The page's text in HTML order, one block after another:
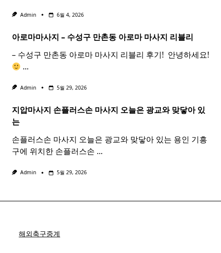
Admin 6월 4, 2026
아로마마사지 – 수성구 만촌동 아로마 마사지 리블리
– 수성구 만촌동 아로마 마사지 리블리 후기! ​ 안녕하세요!
...
Admin 5월 29, 2026
지압마사지 손플러스손 마사지 오늘은 광교와 맞닿아 있
는
손플러스손 마사지 오늘은 광교와 맞닿아 있는 용인 기흥
구에 위치한 손플러스손 ...
Admin 5월 29, 2026
해외축구중계